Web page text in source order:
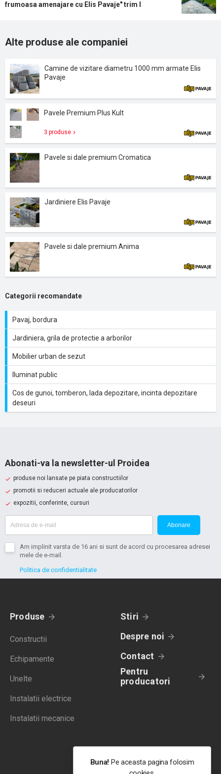
frumoasa amenajare cu Elis Pavaje" trim I
Alte produse ale companiei
Camine de vizitare diametru 1000 mm armate Elis
Pavaje
Pavele Premium Plus Kult
3 produse
Pavele si dale premium Cromatica
Jardiniere Elis Pavaje
Pavele si dale premium Anima
Categorii recomandate
Pavaj, bordura
Jardiniera, grila de protectie a arborilor
Mobilier urban de sezut
Iluminat public
Cos de gunoi, tomberon, lada depozitare, incinta depozitare
deseuri
Abonati-va la newsletter-ul Proidea
produse noi lansate pe piata constructiilor
promotii si reduceri actuale ale producatorilor
expozitii, conferinte, cursuri
Abonare
Am implinit varsta de 16 ani si sunt de acord cu procesarea adresei
mele de e-mail.
Politica de confidentialitate
Produse
Constructii
Echipamente
Unelte
Instalatii electrice
Instalatii mecanice
Stiri
Despre noi
Contact
Pentru
producatori
Buna! Pe aceasta pagina folosim